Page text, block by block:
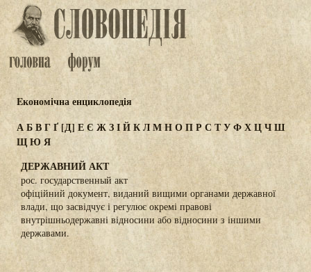
Eкономічна енциклопедія
АБВГҐ[Д] ЕЄ ЖЗІЙКЛМНОПР С ТУФХЦЧШ
ЩЮ Я
ДЕРЖАВНИЙ АКТ
рос. государственный акт
офіційний документ, виданий вищими органами державної
влади, що засвідчує і регулює окремі правові
внутрішньодержавні відносини або відносини з іншими
державами.